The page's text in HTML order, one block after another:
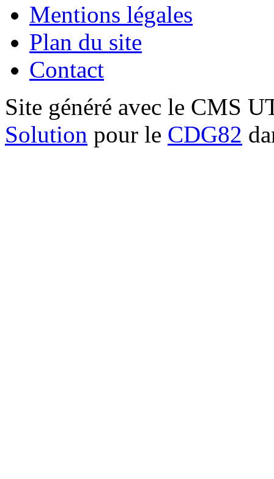
Mentions légales
Plan du site
Contact
Site généré avec le CMS
Solution pour le CDG82